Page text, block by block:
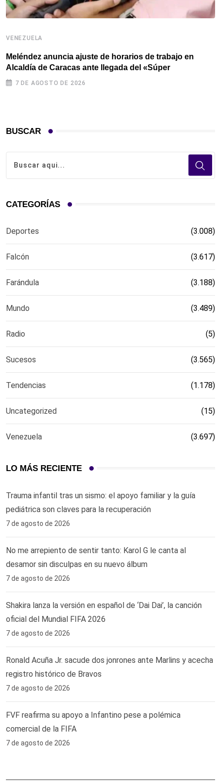
VENEZUELA
Meléndez anuncia ajuste de horarios de trabajo en
Alcaldía de Caracas ante llegada del «Súper
7 DE AGOSTO DE 2026
BUSCAR
CATEGORÍAS
Deportes (3.008)
Falcón (3.617)
Farándula (3.188)
Mundo (3.489)
Radio (5)
Sucesos (3.565)
Tendencias (1.178)
Uncategorized (15)
Venezuela (3.697)
LO MÁS RECIENTE
Trauma infantil tras un sismo: el apoyo familiar y la guía
pediátrica son claves para la recuperación
7 de agosto de 2026
No me arrepiento de sentir tanto: Karol G le canta al
desamor sin disculpas en su nuevo álbum
7 de agosto de 2026
Shakira lanza la versión en español de ‘Dai Dai’, la canción
oficial del Mundial FIFA 2026
7 de agosto de 2026
Ronald Acuña Jr. sacude dos jonrones ante Marlins y acecha
registro histórico de Bravos
7 de agosto de 2026
FVF reafirma su apoyo a Infantino pese a polémica
comercial de la FIFA
7 de agosto de 2026